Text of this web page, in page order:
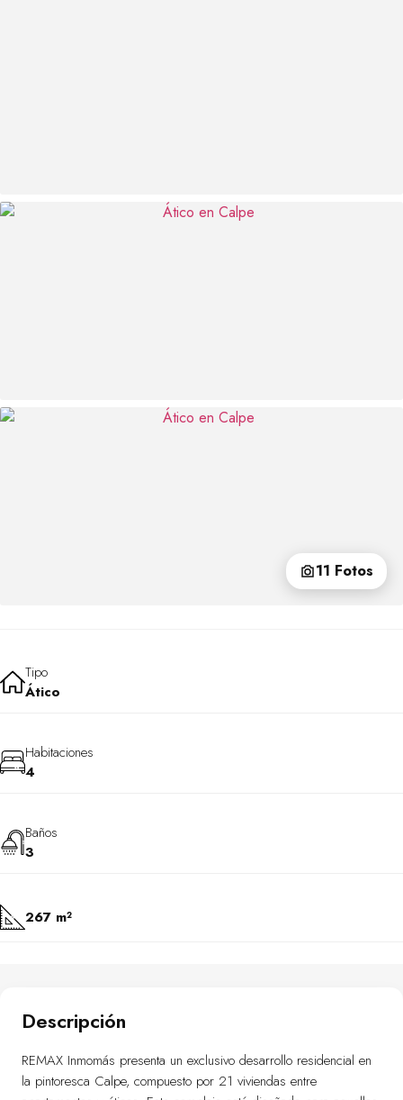
11 Fotos
Tipo
Ático
Habitaciones
4
Baños
3
267 m²
Descripción
REMAX Inmomás presenta un exclusivo desarrollo residencial en
la pintoresca Calpe, compuesto por 21 viviendas entre